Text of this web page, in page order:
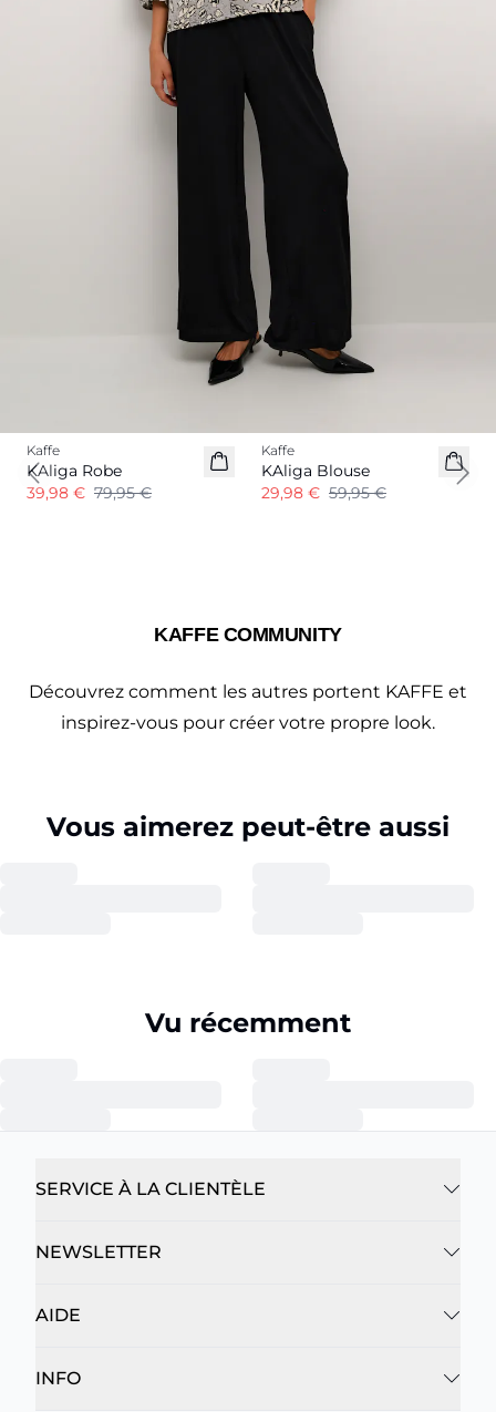
Kaffe
KAliga Robe
39,98 € 79,95 €
Kaffe
KAliga Blouse
29,98 € 59,95 €
Previous slide
KAFFE COMMUNITY
Découvrez comment les autres portent KAFFE et
inspirez-vous pour créer votre propre look.
Vous aimerez peut-être aussi
Vu récemment
SERVICE À LA CLIENTÈLE
NEWSLETTER
AIDE
INFO